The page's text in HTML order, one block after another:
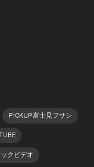
PICKUP富士見フサシ
クビデオ